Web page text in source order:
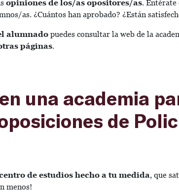
opiniones de los/as opositores/as. Entérate
as. ¿Cuántos han aprobado? ¿Están
alumnado puedes consultar la web de la
páginas.
una academia
de
de estudios hecho a tu medida, que
menos!